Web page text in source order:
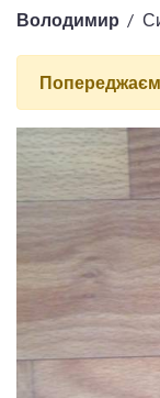
Володимир